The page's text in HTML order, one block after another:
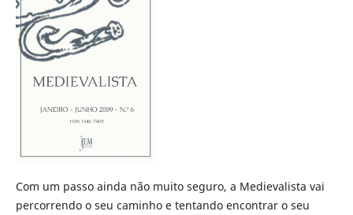
Com um passo ainda não muito seguro, a Medievalista vai
percorrendo o seu caminho e tentando encontrar o seu